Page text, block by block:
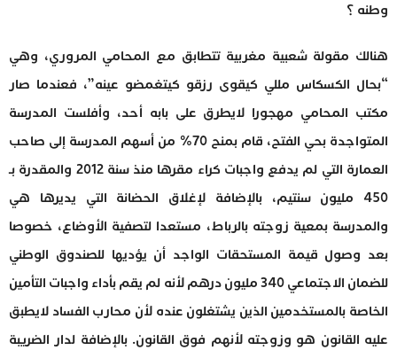
وطنه ؟
هنالك مقولة شعبية مغربية تتطابق مع المحامي المروري، وهي
“بحال الكسكاس مللي كيقوى رزقو كيتغمضو عينه”، فعندما صار
مكتب المحامي مهجورا لايطرق على بابه أحد، وأفلست المدرسة
المتواجدة بحي الفتح، قام بمنح 70% من أسهم المدرسة إلى صاحب
العمارة التي لم يدفع واجبات كراء مقرها منذ سنة 2012 والمقدرة بـ
450 مليون سنتيم، بالإضافة لإغلاق الحضانة التي يديرها هي
والمدرسة بمعية زوجته بالرباط، مستعدا لتصفية الأوضاع، خصوصا
بعد وصول قيمة المستحقات الواجد أن يؤديها للصندوق الوطني
للضمان الاجتماعي 340 مليون درهم لأنه لم يقم بأداء واجبات التأمين
الخاصة بالمستخدمين الذين يشتغلون عنده لأن محارب الفساد لايطبق
عليه القانون هو وزوجته لأنهم فوق القانون. بالإضافة لدار الضريبة